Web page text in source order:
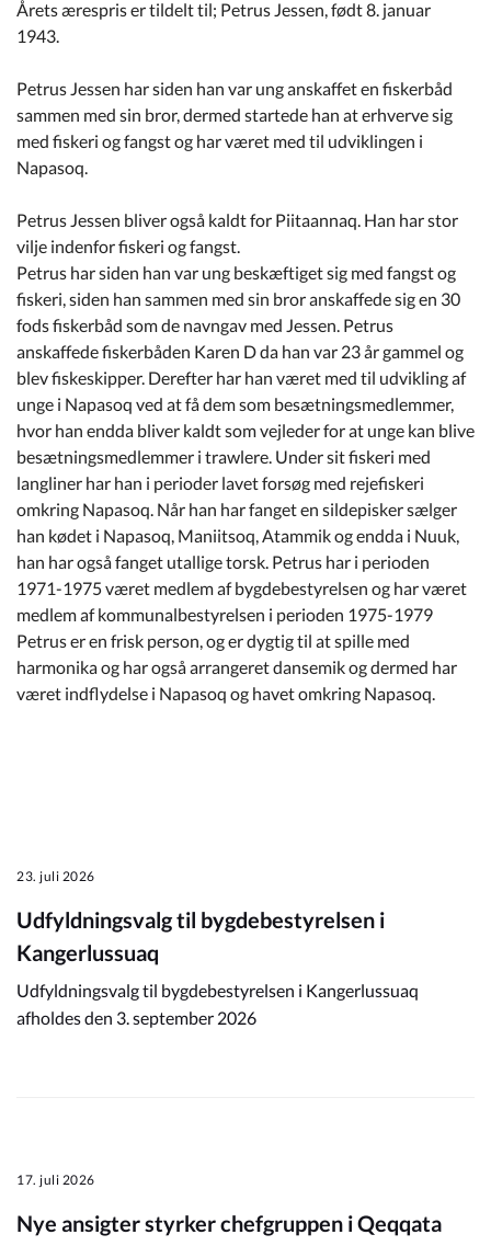
Årets ærespris er tildelt til; Petrus Jessen, født 8. januar
1943.
Petrus Jessen har siden han var ung anskaffet en fiskerbåd
sammen med sin bror, dermed startede han at erhverve sig
med fiskeri og fangst og har været med til udviklingen i
Napasoq.
Petrus Jessen bliver også kaldt for Piitaannaq. Han har stor
vilje indenfor fiskeri og fangst.
Petrus har siden han var ung beskæftiget sig med fangst og
fiskeri, siden han sammen med sin bror anskaffede sig en 30
fods fiskerbåd som de navngav med Jessen. Petrus
anskaffede fiskerbåden Karen D da han var 23 år gammel og
blev fiskeskipper. Derefter har han været med til udvikling af
unge i Napasoq ved at få dem som besætningsmedlemmer,
hvor han endda bliver kaldt som vejleder for at unge kan blive
besætningsmedlemmer i trawlere. Under sit fiskeri med
langliner har han i perioder lavet forsøg med rejefiskeri
omkring Napasoq. Når han har fanget en sildepisker sælger
han kødet i Napasoq, Maniitsoq, Atammik og endda i Nuuk,
han har også fanget utallige torsk. Petrus har i perioden
1971-1975 været medlem af bygdebestyrelsen og har været
medlem af kommunalbestyrelsen i perioden 1975-1979
Petrus er en frisk person, og er dygtig til at spille med
harmonika og har også arrangeret dansemik og dermed har
været indflydelse i Napasoq og havet omkring Napasoq.
23. juli 2026
Udfyldningsvalg til bygdebestyrelsen i
Kangerlussuaq
Udfyldningsvalg til bygdebestyrelsen i Kangerlussuaq
afholdes den 3. september 2026
17. juli 2026
Nye ansigter styrker chefgruppen i Qeqqata